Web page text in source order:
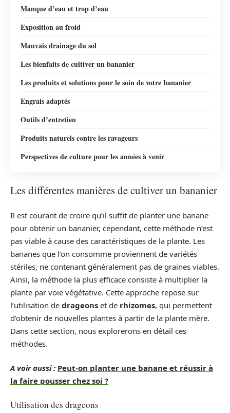
Manque d’eau et trop d’eau
Exposition au froid
Mauvais drainage du sol
Les bienfaits de cultiver un bananier
Les produits et solutions pour le soin de votre bananier
Engrais adaptés
Outils d’entretien
Produits naturels contre les ravageurs
Perspectives de culture pour les années à venir
Les différentes manières de cultiver un bananier
Il est courant de croire qu’il suffit de planter une banane
pour obtenir un bananier, cependant, cette méthode n’est
pas viable à cause des caractéristiques de la plante. Les
bananes que l’on consomme proviennent de variétés
stériles, ne contenant généralement pas de graines viables.
Ainsi, la méthode la plus efficace consiste à multiplier la
plante par voie végétative. Cette approche repose sur
l’utilisation de drageons et de rhizomes, qui permettent
d’obtenir de nouvelles plantes à partir de la plante mère.
Dans cette section, nous explorerons en détail ces
méthodes.
A voir aussi : Peut-on planter une banane et réussir à
la faire pousser chez soi ?
Utilisation des drageons